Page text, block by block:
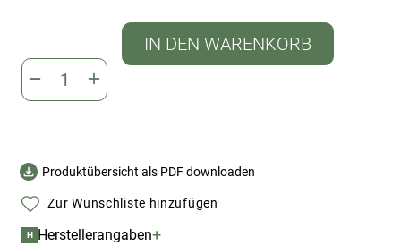
IN DEN WARENKORB
Produktübersicht als PDF downloaden
Zur Wunschliste hinzufügen
H Herstellerangaben+